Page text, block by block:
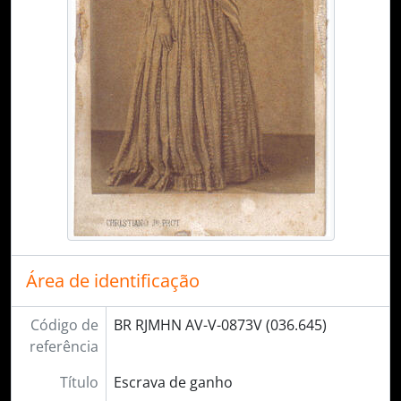
Área de identificação
Código de
referência
BR RJMHN AV-V-0873V (036.645)
Título Escrava de ganho